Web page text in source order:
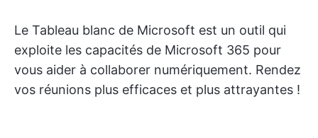
Le Tableau blanc de Microsoft est un outil qui
exploite les capacités de Microsoft 365 pour
vous aider à collaborer numériquement. Rendez
vos réunions plus efficaces et plus attrayantes !